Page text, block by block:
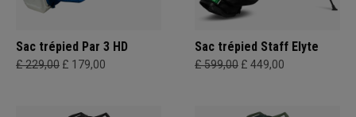
Sac trépied Par 3 HD
£ 229,00 £ 179,00
Sac trépied Staff Elyte
£ 599,00 £ 449,00